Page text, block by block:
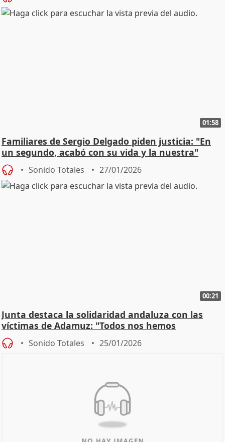
01:58
Familiares de Sergio Delgado piden justicia: "En
un segundo, acabó con su vida y la nuestra"
Sonido Totales 27/01/2026
00:21
Junta destaca la solidaridad andaluza con las
víctimas de Adamuz: "Todos nos hemos
implicado"
Sonido Totales 25/01/2026